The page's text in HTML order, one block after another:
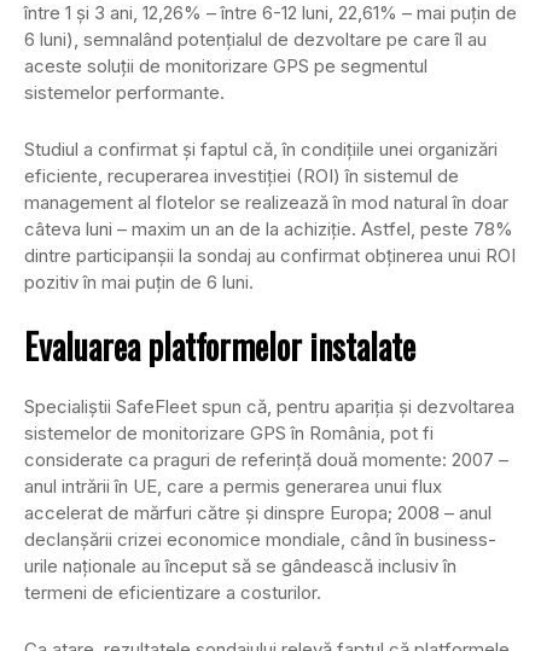
între 1 şi 3 ani, 12,26% – între 6-12 luni, 22,61% – mai puţin de
6 luni), semnalând potenţialul de dezvoltare pe care îl au
aceste soluţii de monitorizare GPS pe segmentul
sistemelor performante.
Studiul a confirmat şi faptul că, în condiţiile unei organizări
eficiente, recuperarea investiţiei (ROI) în sistemul de
management al flotelor se realizează în mod natural în doar
câteva luni – maxim un an de la achiziţie. Astfel, peste 78%
dintre participanşii la sondaj au confirmat obţinerea unui ROI
pozitiv în mai puţin de 6 luni.
Evaluarea platformelor instalate
Specialiştii SafeFleet spun că, pentru apariţia şi dezvoltarea
sistemelor de monitorizare GPS în România, pot fi
considerate ca praguri de referinţă două momente: 2007 –
anul intrării în UE, care a permis generarea unui flux
accelerat de mărfuri către şi dinspre Europa; 2008 – anul
declanşării crizei economice mondiale, când în business-
urile naţionale au început să se gândească inclusiv în
termeni de eficientizare a costurilor.